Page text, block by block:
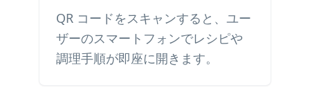
QR コードをスキャンすると、ユー
ザーのスマートフォンでレシピや
調理手順が即座に開きます。